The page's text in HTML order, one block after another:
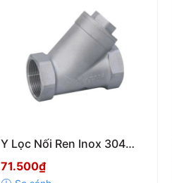
Y Lọc Nối Ren Inox 304
DN15 – DN100
71.500₫